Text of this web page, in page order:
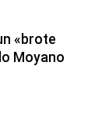
«brote
Moyano